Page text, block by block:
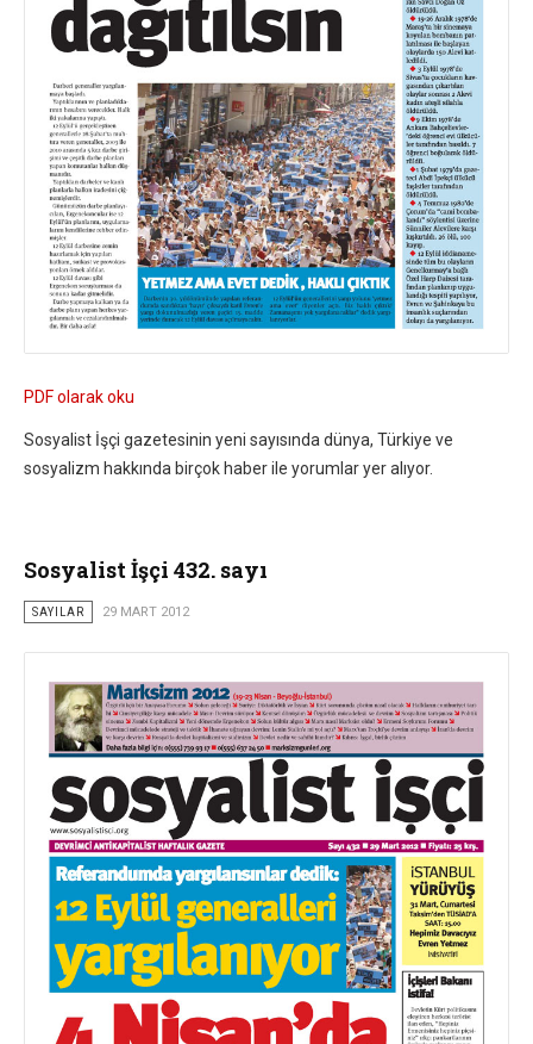
PDF olarak oku
Sosyalist İşçi gazetesinin yeni sayısında dünya, Türkiye ve
sosyalizm hakkında birçok haber ile yorumlar yer alıyor.
Sosyalist İşçi 432. sayı
SAYILAR 29 MART 2012